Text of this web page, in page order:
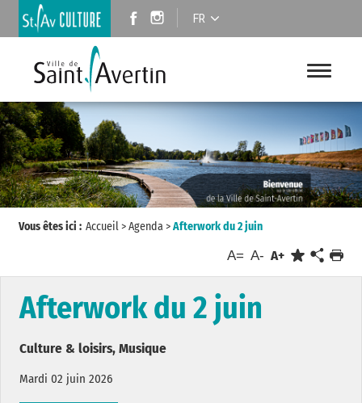
FR
Vous êtes ici : Accueil>Agenda>Afterwork du 2 juin
A= A- A+
Afterwork du 2 juin
Culture & loisirs, Musique
Mardi 02 juin 2026